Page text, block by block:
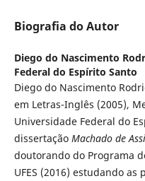
Biografia do Autor
Diego do Nascimento
Federal do Espírito Santo
Diego do Nascimento
em Letras-Inglês (2005),
Universidade Federal do
dissertação Machado de
doutorando do Programa
UFES (2016) estudando